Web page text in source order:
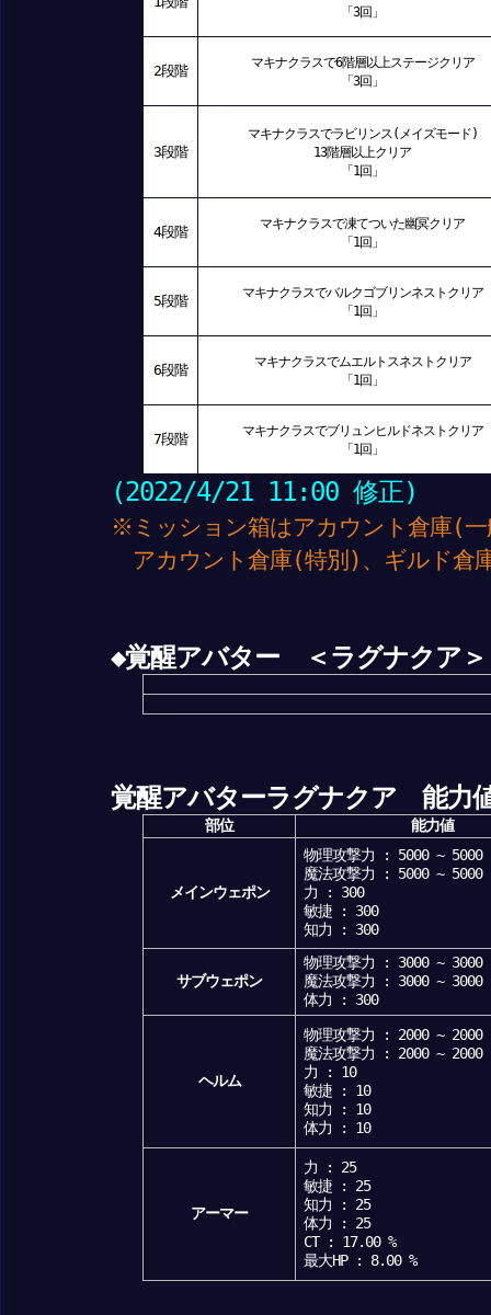
「3回」
2段階
マキナクラスで6階層以上ステージクリア
「3回」
3段階
マキナクラスでラビリンス(メイズモード)
13階層以上クリア
「1回」
4段階
マキナクラスで凍てついた幽冥クリア
「1回」
5段階
マキナクラスでバルクゴブリンネストクリア
「1回」
6段階
マキナクラスでムエルトスネストクリア
「1回」
7段階
マキナクラスでブリュンヒルドネストクリア
「1回」
(2022/4/21 11:00 修正)
※ミッション箱はアカウント倉庫(
アカウント倉庫(特別)、ギルド倉
◆覚醒アバター ＜ラグナクア＞
覚醒アバターラグナクア 能力
部位 能力値
メインウェポン
物理攻撃力 : 5000 ~ 5000
魔法攻撃力 : 5000 ~ 5000
力 : 300
敏捷 : 300
知力 : 300
サブウェポン
物理攻撃力 : 3000 ~ 3000
魔法攻撃力 : 3000 ~ 3000
体力 : 300
ヘルム
物理攻撃力 : 2000 ~ 2000
魔法攻撃力 : 2000 ~ 2000
力 : 10
敏捷 : 10
知力 : 10
体力 : 10
アーマー
力 : 25
敏捷 : 25
知力 : 25
体力 : 25
CT : 17.00 %
最大HP : 8.00 %